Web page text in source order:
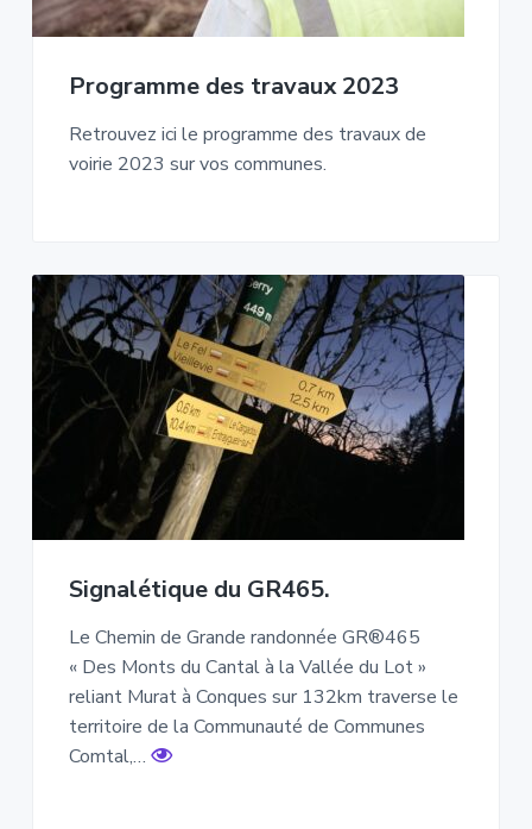
Programme des travaux 2023
Retrouvez ici le programme des travaux de
voirie 2023 sur vos communes.
Signalétique du GR465.
Le Chemin de Grande randonnée GR®465
« Des Monts du Cantal à la Vallée du Lot »
reliant Murat à Conques sur 132km traverse le
territoire de la Communauté de Communes
Comtal,…